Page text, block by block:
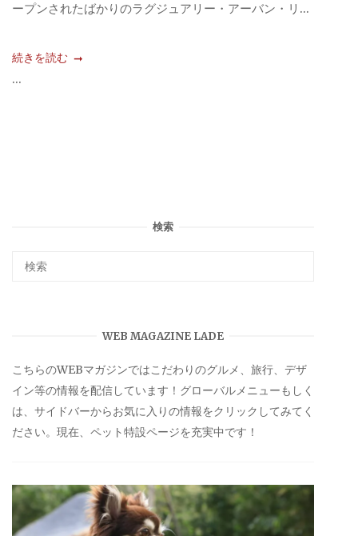
ープンされたばかりのラグジュアリー・アーバン・リ...
続きを読む
...
検索
WEB MAGAZINE LADE
こちらのWEBマガジンではこだわりのグルメ、旅行、デザ
イン等の情報を配信しています！グローバルメニューもしく
は、サイドバーからお気に入りの情報をクリックしてみてく
ださい。現在、ペット特設ページを充実中です！